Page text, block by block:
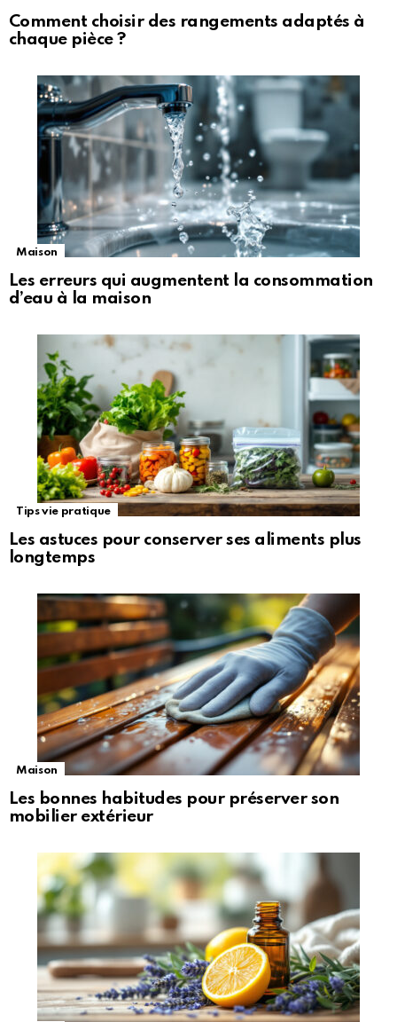
Comment choisir des rangements adaptés à
chaque pièce ?
Maison
Les erreurs qui augmentent la consommation
d’eau à la maison
Tips vie pratique
Les astuces pour conserver ses aliments plus
longtemps
Maison
Les bonnes habitudes pour préserver son
mobilier extérieur